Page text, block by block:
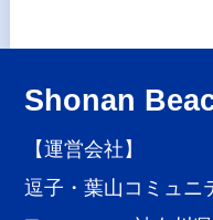
Shonan
【運営会社】
逗子・葉山コミュニ